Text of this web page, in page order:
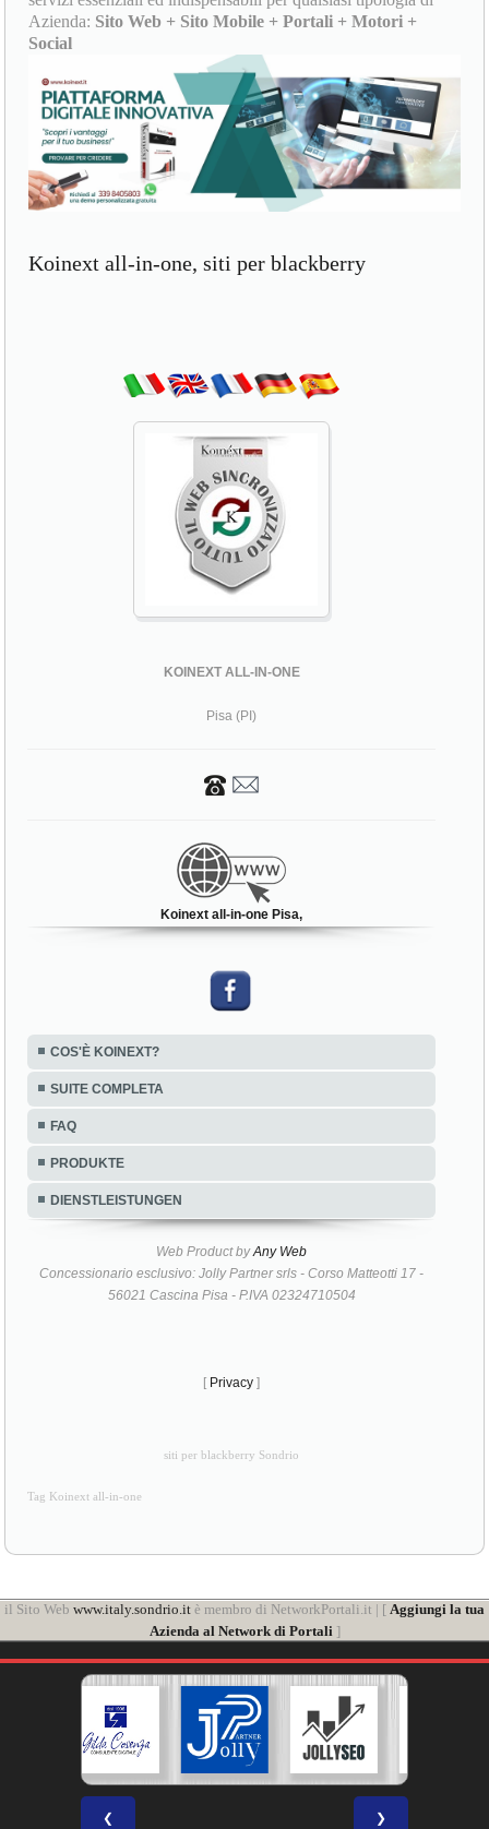
Azienda: Sito Web + Sito Mobile + Portali + Motori +
Social
Koinext all-in-one, siti per blackberry
KOINEXT ALL-IN-ONE
Pisa (PI)
Koinext all-in-one Pisa,
COS'È KOINEXT?
SUITE COMPLETA
FAQ
PRODUKTE
DIENSTLEISTUNGEN
Web Product byAny Web
Concessionario esclusivo: Jolly Partner srls - Corso Matteotti 17 -
56021 Cascina Pisa - P.IVA 02324710504
[ Privacy ]
siti per blackberry Sondrio
Tag Koinext all-in-one
il Sito Web www.italy.sondrio.it è membro di NetworkPortali.it | [ Aggiungi la tua
Azienda al Network di Portali]
❮ ❯